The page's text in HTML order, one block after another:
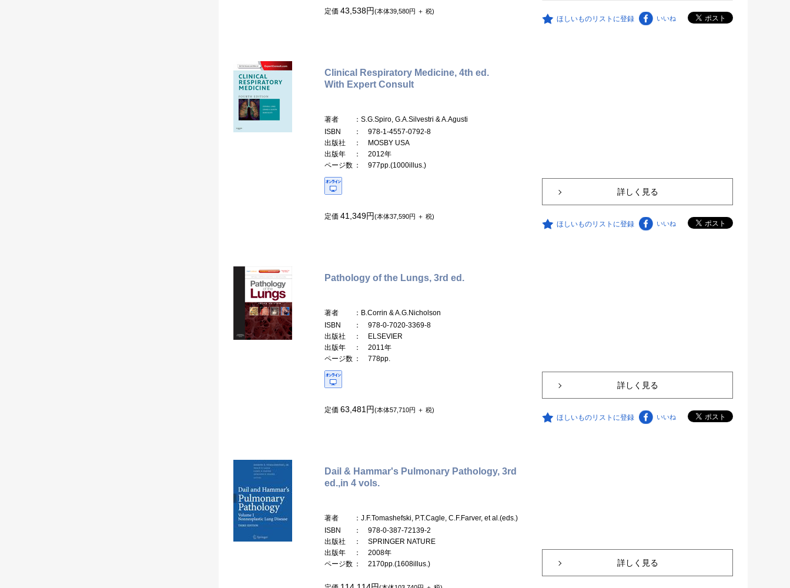
定価 43,538円(本体39,580円 ＋ 税)
ほしいものリストに登録 いいね
Clinical Respiratory Medicine, 4th ed.
With Expert Consult
著者
：S.G.Spiro, G.A.Silvestri & A.Agusti
ISBN
： 978-1-4557-0792-8
出版社
： MOSBY USA
出版年
： 2012年
ページ数 ： 977pp.(1000illus.)
定価 41,349円(本体37,590円 ＋ 税)
詳しく見る
ほしいものリストに登録 いいね
Pathology of the Lungs, 3rd ed.
著者
：B.Corrin & A.G.Nicholson
ISBN
： 978-0-7020-3369-8
出版社
： ELSEVIER
出版年
： 2011年
ページ数 ： 778pp.
定価 63,481円(本体57,710円 ＋ 税)
詳しく見る
ほしいものリストに登録 いいね
Dail & Hammar's Pulmonary Pathology, 3rd
ed.,in 4 vols.
著者
：J.F.Tomashefski, P.T.Cagle, C.F.Farver, et al.(eds.)
ISBN
： 978-0-387-72139-2
出版社
： SPRINGER NATURE
出版年
： 2008年
ページ数 ： 2170pp.(1608illus.) 詳しく見る